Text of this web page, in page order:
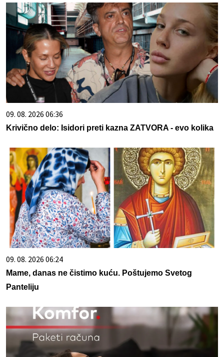
09. 08. 2026 06:36
Krivično delo: Isidori preti kazna ZATVORA - evo kolika
09. 08. 2026 06:24
Mame, danas ne čistimo kuću. Poštujemo Svetog
Panteliju